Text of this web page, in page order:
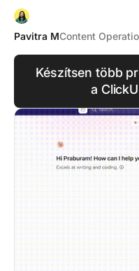
Pavitra MContent
Készítsen több
a